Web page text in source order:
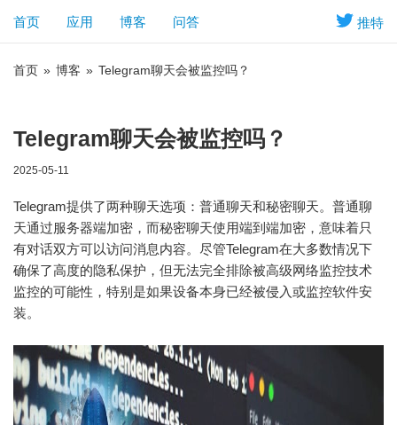
推特
首页 应用 博客 问答
首页 » 博客 » Telegram聊天会被监控吗？
Telegram聊天会被监控吗？
2025-05-11
Telegram提供了两种聊天选项：普通聊天和秘密聊天。普通聊
天通过服务器端加密，而秘密聊天使用端到端加密，意味着只
有对话双方可以访问消息内容。尽管Telegram在大多数情况下
确保了高度的隐私保护，但无法完全排除被高级网络监控技术
监控的可能性，特别是如果设备本身已经被侵入或监控软件安
装。